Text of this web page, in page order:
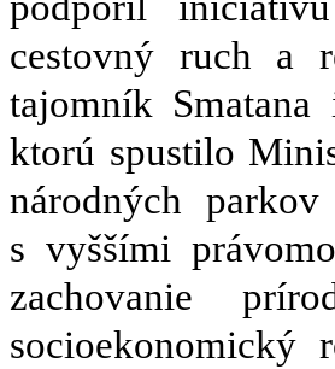
cestovný ruch a
tajomník
ktorú spustilo
národných
s vyššími
zachovanie
socioekonomický